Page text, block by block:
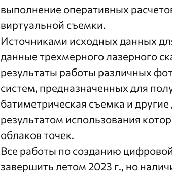
выполнение оперативных
виртуальной съемки.
Источниками исходных данных
данные трехмерного лазерного
результаты работы различных
систем, предназначенных для
батиметрическая съемка и
результатом использования
облаков точек.
Все работы по созданию
завершить летом 2023 г., но